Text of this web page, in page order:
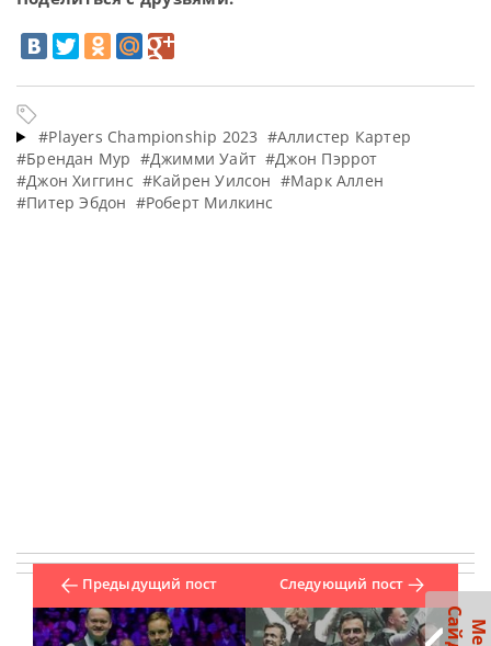
#Players Championship 2023 #Аллистер Картер
#Брендан Мур #Джимми Уайт #Джон Пэррот
#Джон Хиггинс #Кайрен Уилсон #Марк Аллен
#Питер Эбдон #Роберт Милкинс
Предыдущий пост Следующий пост